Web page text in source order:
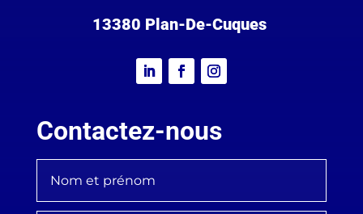
13380 Plan-De-Cuques
Contactez-nous